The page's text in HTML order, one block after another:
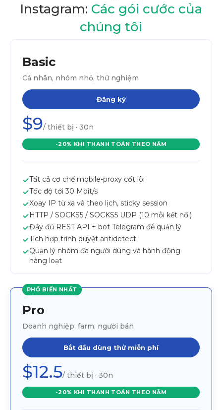
Instagram: Các gói cước của
chúng tôi
Basic
Cá nhân, nhóm nhỏ, thử nghiệm
Đăng ký
$9/ thiết bị · 30n
-20% KHI THANH TOÁN THEO NĂM
Tất cả cơ chế mobile-proxy cốt lõi
Tốc độ tới 30 Mbit/s
Xoay IP từ xa và theo lịch, sticky session
HTTP / SOCKS5 / SOCKS5 UDP (10 mỗi kết nối)
Đầy đủ REST API + bot Telegram để quản lý
Tích hợp trình duyệt antidetect
Quản lý nhóm đa người dùng và hành động
hàng loạt
PHỔ BIẾN NHẤT
Pro
Doanh nghiệp, farm, người bán
Bắt đầu dùng thử miễn phí
$12.5/ thiết bị · 30n
-20% KHI THANH TOÁN THEO NĂM